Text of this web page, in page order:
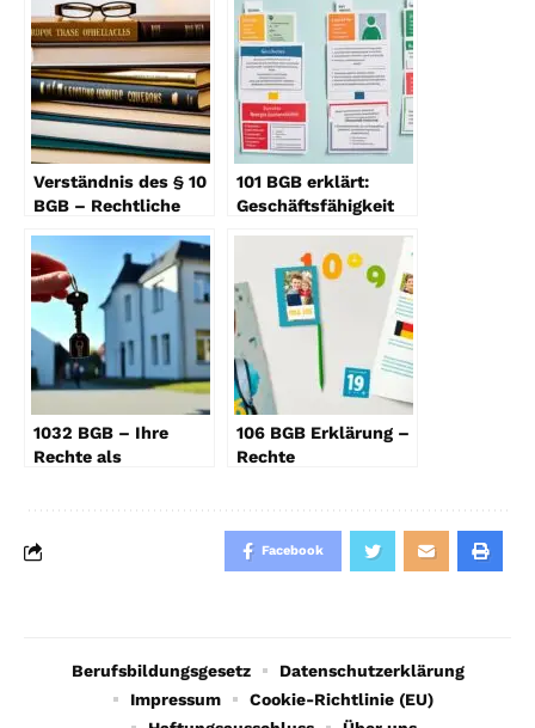
Verständnis des § 10
BGB – Rechtliche
101 BGB erklärt:
Geschäftsfähigkeit
1032 BGB – Ihre
Rechte als
106 BGB Erklärung –
Rechte
Facebook
Berufsbildungsgesetz
Datenschutzerklärung
Impressum
Cookie-Richtlinie (EU)